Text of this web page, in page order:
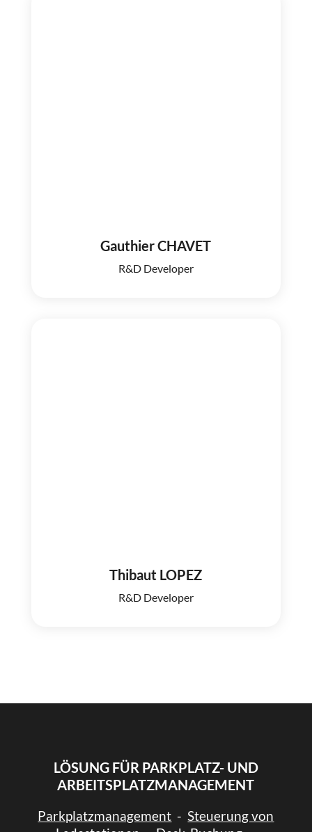
Gauthier CHAVET
R&D Developer
Thibaut LOPEZ
R&D Developer
LÖSUNG FÜR PARKPLATZ- UND
ARBEITSPLATZMANAGEMENT
Parkplatzmanagement -Steuerung von